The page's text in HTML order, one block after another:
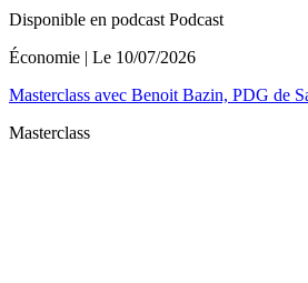
Disponible en podcast Podcast
Économie | Le 10/07/2026
Masterclass avec Benoit Bazin, PDG de
Masterclass